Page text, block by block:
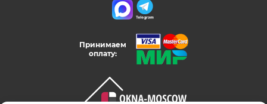
Принимаем
оплату: